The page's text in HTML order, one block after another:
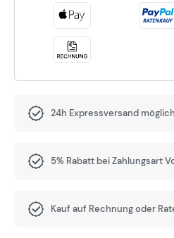
24h Expressversand möglich
5% Rabatt bei Zahlungsart
Kauf auf Rechnung oder